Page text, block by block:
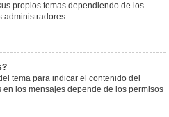
propios temas dependiendo de los
administradores.
tema para indicar el contenido del
los mensajes depende de los permisos